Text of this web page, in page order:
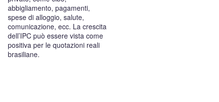
abbigliamento, pagamenti,
spese di alloggio, salute,
comunicazione, ecc. La crescita
dell’IPC può essere vista come
positiva per le quotazioni reali
brasiliane.